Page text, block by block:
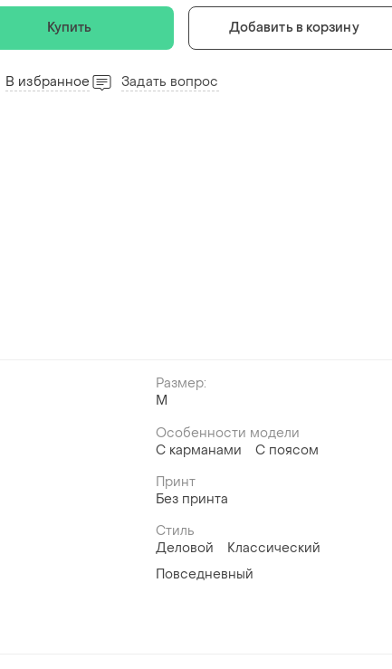
Купить Добавить в корзину
В избранное Задать вопрос
Размер:
M
Особенности модели
С карманами
С поясом
Принт
Без принта
Стиль
Деловой
Классический
Повседневный